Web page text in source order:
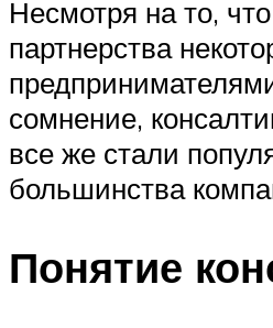
Несмотря на то,
партнерства
сомнение,
все же стали
большинства
Понятие